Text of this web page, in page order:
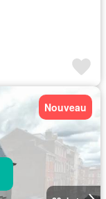
Nouveau